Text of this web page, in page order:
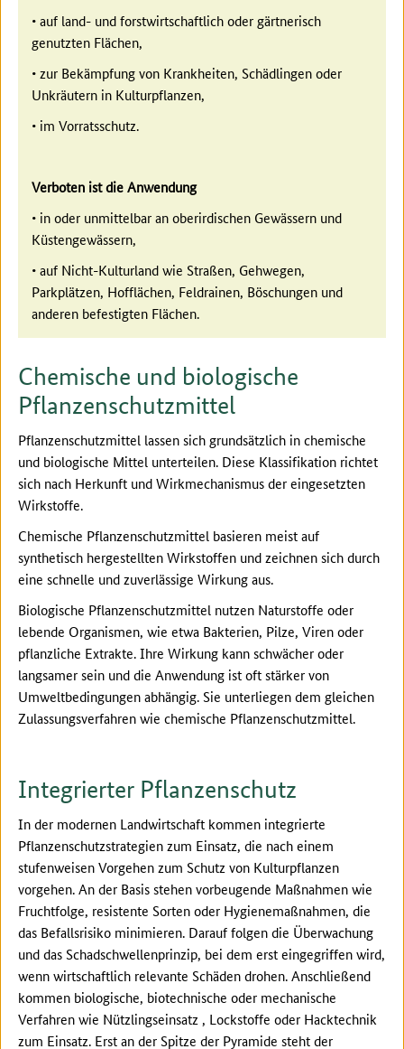
• auf land- und forstwirtschaftlich oder gärtnerisch
genutzten Flächen,
• zur Bekämpfung von Krankheiten, Schädlingen oder
Unkräutern in Kulturpflanzen,
• im Vorratsschutz.
Verboten ist die Anwendung
• in oder unmittelbar an oberirdischen Gewässern und
Küstengewässern,
• auf Nicht-Kulturland wie Straßen, Gehwegen,
Parkplätzen, Hofflächen, Feldrainen, Böschungen und
anderen befestigten Flächen.
Chemische und biologische
Pflanzenschutzmittel
Pflanzenschutzmittel lassen sich grundsätzlich in chemische
und biologische Mittel unterteilen. Diese Klassifikation richtet
sich nach Herkunft und Wirkmechanismus der eingesetzten
Wirkstoffe.
Chemische Pflanzenschutzmittel basieren meist auf
synthetisch hergestellten Wirkstoffen und zeichnen sich durch
eine schnelle und zuverlässige Wirkung aus.
Biologische Pflanzenschutzmittel nutzen Naturstoffe oder
lebende Organismen, wie etwa Bakterien, Pilze, Viren oder
pflanzliche Extrakte. Ihre Wirkung kann schwächer oder
langsamer sein und die Anwendung ist oft stärker von
Umweltbedingungen abhängig. Sie unterliegen dem gleichen
Zulassungsverfahren wie chemische Pflanzenschutzmittel.
Integrierter Pflanzenschutz
In der modernen Landwirtschaft kommen integrierte
Pflanzenschutzstrategien zum Einsatz, die nach einem
stufenweisen Vorgehen zum Schutz von Kulturpflanzen
vorgehen. An der Basis stehen vorbeugende Maßnahmen wie
Fruchtfolge, resistente Sorten oder Hygienemaßnahmen, die
das Befallsrisiko minimieren. Darauf folgen die Überwachung
und das Schadschwellenprinzip, bei dem erst eingegriffen wird,
wenn wirtschaftlich relevante Schäden drohen. Anschließend
kommen biologische, biotechnische oder mechanische
Verfahren wie Nützlingseinsatz , Lockstoffe oder Hacktechnik
zum Einsatz. Erst an der Spitze der Pyramide steht der